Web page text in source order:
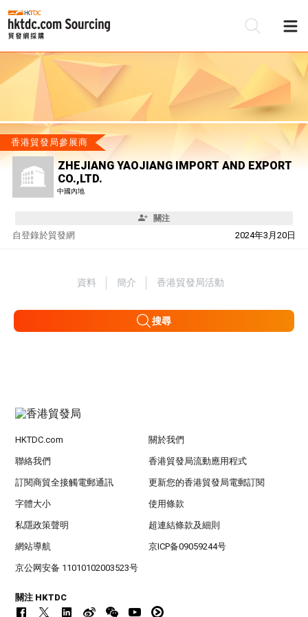
香港貿發局參展商
ZHEJIANG YAOJIANG IMPORT AND EXPORT
CO.,LTD.
中國內地
關注
自 2024年3月20日
登錄於貿發網
資料 簡介 香港貿發局活動
搜尋
HKTDC.com 關於我們
聯絡我們 香港貿發局流動應用程式
訂閱商貿全接觸電郵通訊 更新您的香港貿發局電郵訂閱
字體大小 使用條款
私隱政策聲明 超連結條款及細則
網站導航 京ICP备09059244号
京公网安备 11010102003523号
關注 HKTDC